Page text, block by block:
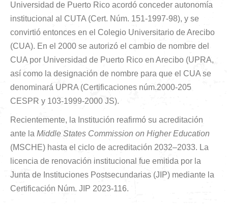
Universidad de Puerto Rico acordó conceder autonomía
institucional al CUTA (Cert. Núm. 151-1997-98), y se
convirtió entonces en el Colegio Universitario de Arecibo
(CUA). En el 2000 se autorizó el cambio de nombre del
CUA por Universidad de Puerto Rico en Arecibo (UPRA,
así como la designación de nombre para que el CUA se
denominará UPRA (Certificaciones núm.2000-205
CESPR y 103-1999-2000 JS).
Recientemente, la Institución reafirmó su acreditación
ante la Middle States Commission on Higher Education
(MSCHE) hasta el ciclo de acreditación 2032–2033. La
licencia de renovación institucional fue emitida por la
Junta de Instituciones Postsecundarias (JIP) mediante la
Certificación Núm. JIP 2023-116.